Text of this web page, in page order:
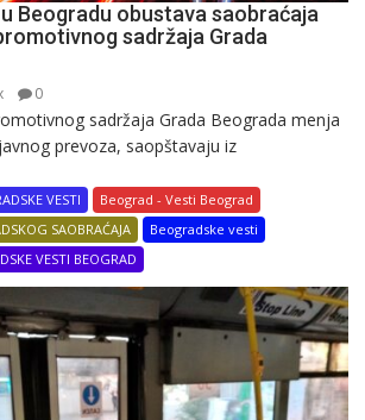
Beogradu obustava saobraćaja
sadržaja Grada
0
sadržaja Grada Beograda menja
prevoza, saopštavaju iz
VESTI
Beograd - Vesti Beograd
SAOBRAĆAJA
Beogradske vesti
VESTI BEOGRAD